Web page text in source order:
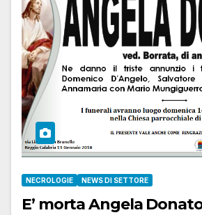
NECROLOGIE NEWS DI SETTORE
E’ morta Angela